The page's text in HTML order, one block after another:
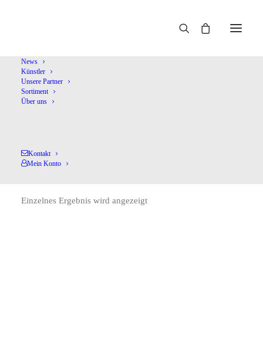
News
Künstler
Unsere Partner
Sortiment
Über uns
Kontakt
Mein Konto
Barrios,A.
Einzelnes Ergebnis wird angezeigt